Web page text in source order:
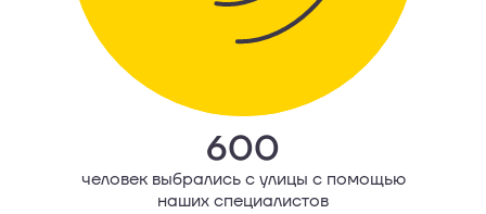
600
человек выбрались с улицы с помощью
наших специалистов